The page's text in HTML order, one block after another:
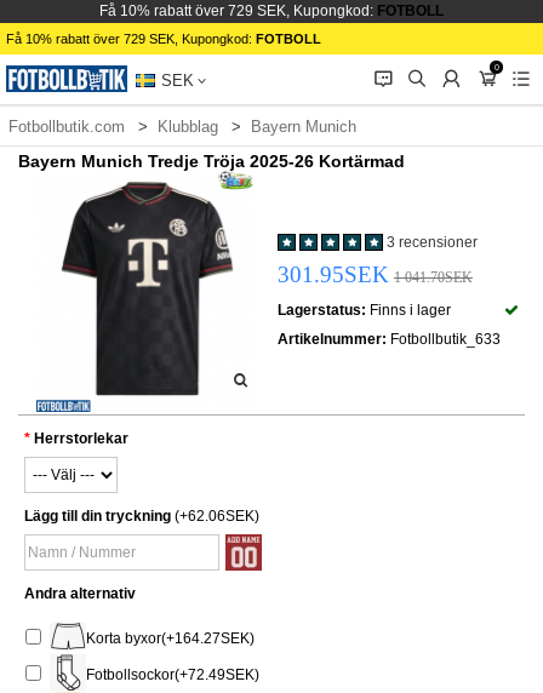
Få 10% rabatt över 729 SEK, Kupongkod: FOTBOLL
Få 10% rabatt över 729 SEK, Kupongkod: FOTBOLL
SEK 󰂱 󰂨 󰃳
0
󰃦 󰃖
Fotbollbutik.com Klubblag Bayern Munich
Bayern Munich Tredje Tröja 2025-26 Kortärmad
3 recensioner
301.95SEK 1 041.70SEK
Lagerstatus: Finns i lager
Artikelnummer: Fotbollbutik_633
Herrstorlekar
Lägg till din tryckning (+62.06SEK)
Andra alternativ
Korta byxor(+164.27SEK)
Fotbollsockor(+72.49SEK)